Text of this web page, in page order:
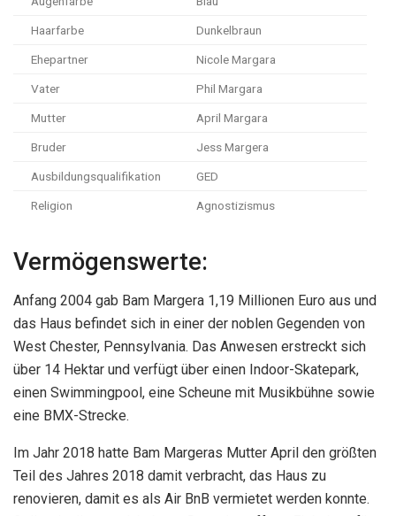
Haarfarbe Dunkelbraun
Ehepartner Nicole Margara
Vater Phil Margara
Mutter April Margara
Bruder Jess Margera
Ausbildungsqualifikation GED
Religion Agnostizismus
Vermögenswerte:
Anfang 2004 gab Bam Margera 1,19 Millionen Euro aus und
das Haus befindet sich in einer der noblen Gegenden von
West Chester, Pennsylvania. Das Anwesen erstreckt sich
über 14 Hektar und verfügt über einen Indoor-Skatepark,
einen Swimmingpool, eine Scheune mit Musikbühne sowie
eine BMX-Strecke.
Im Jahr 2018 hatte Bam Margeras Mutter April den größten
Teil des Jahres 2018 damit verbracht, das Haus zu
renovieren, damit es als Air BnB vermietet werden konnte.